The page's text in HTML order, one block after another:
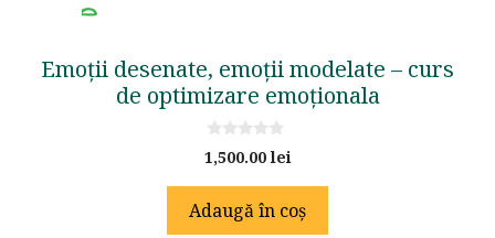
Emoții desenate, emoții modelate – curs
de optimizare emoționala
0
o
o
f
1,500.00lei
Adaugă în coș